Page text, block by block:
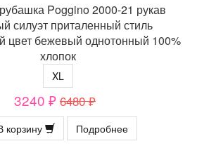
Poggino 2000-21 рукав
силуэт приталенный стиль
цвет бежевый однотонный 100%
хлопок
XL
3240 ₽ 6480 ₽
корзину Подробнее